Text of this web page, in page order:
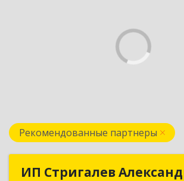
Рекомендованные партнеры
ИП СтригалевИП Стригалев